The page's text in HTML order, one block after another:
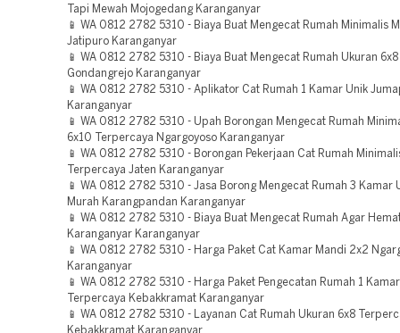
Tapi Mewah Mojogedang Karanganyar
📱 WA 0812 2782 5310 - Biaya Buat Mengecat Rumah Minimalis
Jatipuro Karanganyar
📱 WA 0812 2782 5310 - Biaya Buat Mengecat Rumah Ukuran
Gondangrejo Karanganyar
📱 WA 0812 2782 5310 - Aplikator Cat Rumah 1 Kamar Unik
Karanganyar
📱 WA 0812 2782 5310 - Upah Borongan Mengecat Rumah
6x10 Terpercaya Ngargoyoso Karanganyar
📱 WA 0812 2782 5310 - Borongan Pekerjaan Cat Rumah
Terpercaya Jaten Karanganyar
📱 WA 0812 2782 5310 - Jasa Borong Mengecat Rumah 3 Kamar
Murah Karangpandan Karanganyar
📱 WA 0812 2782 5310 - Biaya Buat Mengecat Rumah Agar
Karanganyar Karanganyar
📱 WA 0812 2782 5310 - Harga Paket Cat Kamar Mandi 2x2
Karanganyar
📱 WA 0812 2782 5310 - Harga Paket Pengecatan Rumah 1
Terpercaya Kebakkramat Karanganyar
📱 WA 0812 2782 5310 - Layanan Cat Rumah Ukuran 6x8
Kebakkramat Karanganyar